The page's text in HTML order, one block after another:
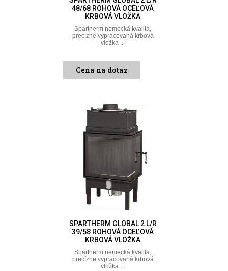
48/68 ROHOVÁ OCEĽOVÁ
KRBOVÁ VLOŽKA
Spartherm nemecká kvalita,
precízne vypracovaná krbová
vložka ...
Cena na dotaz
SPARTHERM GLOBAL 2 L/R
39/58 ROHOVÁ OCEĽOVÁ
KRBOVÁ VLOŽKA
Spartherm nemecká kvalita,
precízne vypracovaná krbová
vložka ...